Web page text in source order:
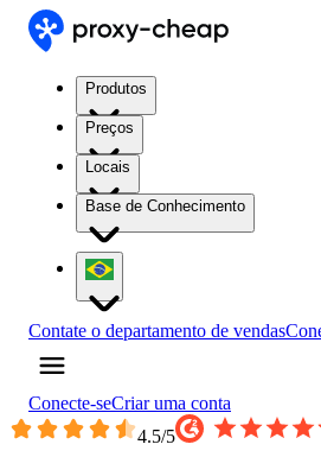
Produtos
Preços
Locais
Base de Conhecimento
Contate o departamento de vendas
Conecte-seCriar uma conta
4.5/5